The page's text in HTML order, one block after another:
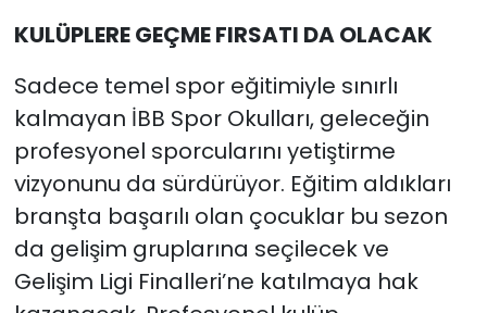
KULÜPLERE GEÇME FIRSATI DA OLACAK
Sadece temel spor eğitimiyle sınırlı
kalmayan İBB Spor Okulları, geleceğin
profesyonel sporcularını yetiştirme
vizyonunu da sürdürüyor. Eğitim aldıkları
branşta başarılı olan çocuklar bu sezon
da gelişim gruplarına seçilecek ve
Gelişim Ligi Finalleri’ne katılmaya hak